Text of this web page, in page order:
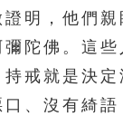
明，他們親
陀佛。這些
戒就是決定
、沒有綺語